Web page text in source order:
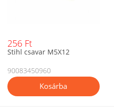
256 Ft
Stihl csavar M5X12
90083450960